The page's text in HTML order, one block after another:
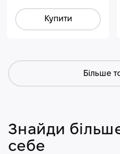
Купити
Більше
Знайди
себе